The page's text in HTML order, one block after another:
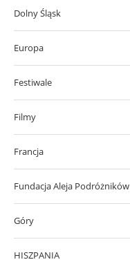
Dolny Śląsk
Europa
Festiwale
Filmy
Francja
Fundacja Aleja Podróżników
Góry
HISZPANIA